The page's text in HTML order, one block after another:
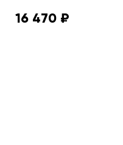
16 470 ₽